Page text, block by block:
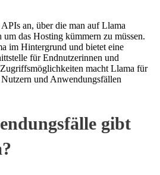
an, über die man auf Llama
das Hosting kümmern zu müssen.
im Hintergrund und bietet eine
für Endnutzerinnen und
macht Llama für
und Anwendungsfällen
gibt